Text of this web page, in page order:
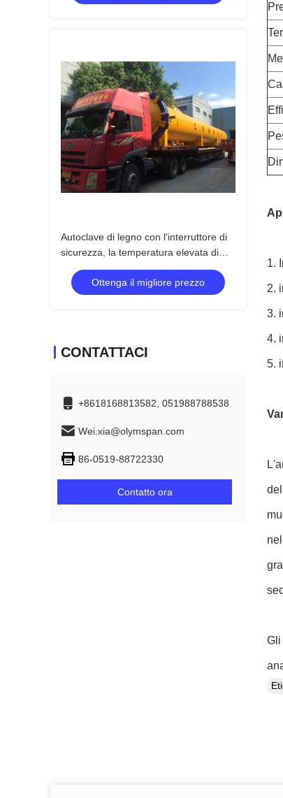
Autoclave di legno con l'interruttore di
sicurezza, la temperatura elevata di
controllo automatico e l'alta pressione
Ottenga il migliore prezzo
CONTATTACI
+8618168813582, 051988788538
Wei.xia@olymspan.com
86-0519-88722330
Contatto ora
1.
2.
3.
4.
5.
Gli